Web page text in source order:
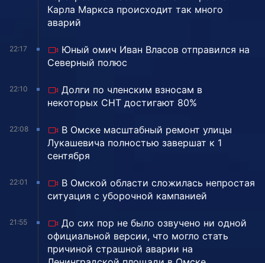
Карла Маркса происходит так много
аварий
22:17
Юный омич Иван Власов отправился на
Северный полюс
22:10
Долги по членским взносам в
некоторых СНТ достигают 80%
22:08
В Омске масштабный ремонт улицы
Лукашевича полностью завершат к 1
сентября
22:01
В Омской области сложилась непростая
ситуация с уборочной кампанией
21:55
До сих пор не было озвучено ни одной
официальной версии, что могло стать
причиной страшной аварии на